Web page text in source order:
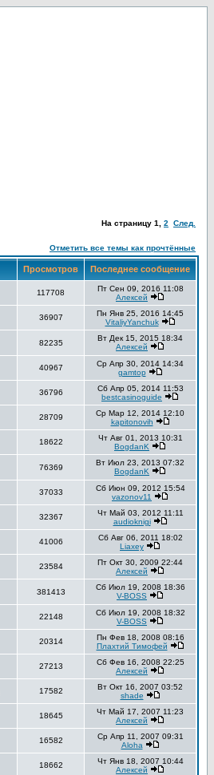
На страницу 1 2 След.
Отметить все темы как прочтённые
Просмотров Последнее сообщение
117708
Пт Сен 09, 2016 11:08
Алексей
36907
Пн Янв 25, 2016 14:45
VitaliyYanchuk
82235
Вт Дек 15, 2015 18:34
Алексей
40967
Ср Апр 30, 2014 14:34
gamtop
36796
Сб Апр 05, 2014 11:53
bestcasinoguide
28709
Ср Мар 12, 2014 12:10
kapitonovih
18622
Чт Авг 01, 2013 10:31
BogdanK
76369
Вт Июл 23, 2013 07:32
BogdanK
37033
Сб Июн 09, 2012 15:54
vazonov11
32367
Чт Май 03, 2012 11:11
audioknigi
41006
Сб Авг 06, 2011 18:02
Liaxey
23584
Пт Окт 30, 2009 22:44
Алексей
381413
Сб Июл 19, 2008 18:36
V-BOSS
22148
Сб Июл 19, 2008 18:32
V-BOSS
20314
Пн Фев 18, 2008 08:16
Плахтий Тимофей
27213
Сб Фев 16, 2008 22:25
Алексей
17582
Вт Окт 16, 2007 03:52
shade
18645
Чт Май 17, 2007 11:23
Алексей
16582
Ср Апр 11, 2007 09:31
Aloha
18662
Чт Янв 18, 2007 10:44
Алексей